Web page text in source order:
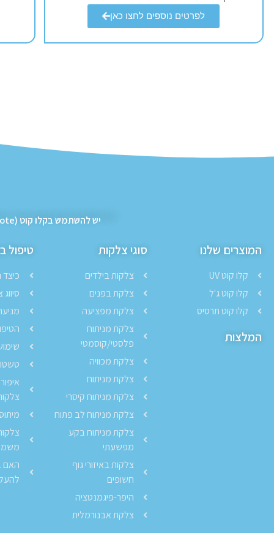
לפרטים נוספים לחצו כאן
יש להשתמש בקלו קוט (Kelo Cote) רק לאחר נפילת הגלד ו/או הורדת התפרים על עור סגור ויבש
המוצרים שלנו
קלו קוט UV
קלו קוט ג'ל
קלו קוט תרסיס
המלצות
סוגי צלקות
צלקות בילדים
צלקת בפנים
צלקת מפציעה
צלקת מניתוח
פלסטי/קוסמטי
צלקת מכוויה
צלקת מניתוח
צלקת מניתוח קיסרי
צלקת מניתוח לב פתוח
צלקת מניתוח בקע
מפשעתי
צלקות באיזורי גוף
חשופים
היפר-פיגמנטציה
צלקת אבנורמלית
טיפול
האם